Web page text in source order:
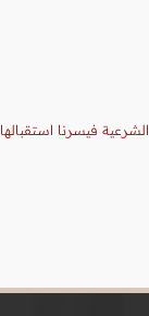
فيسرنا استقبالها